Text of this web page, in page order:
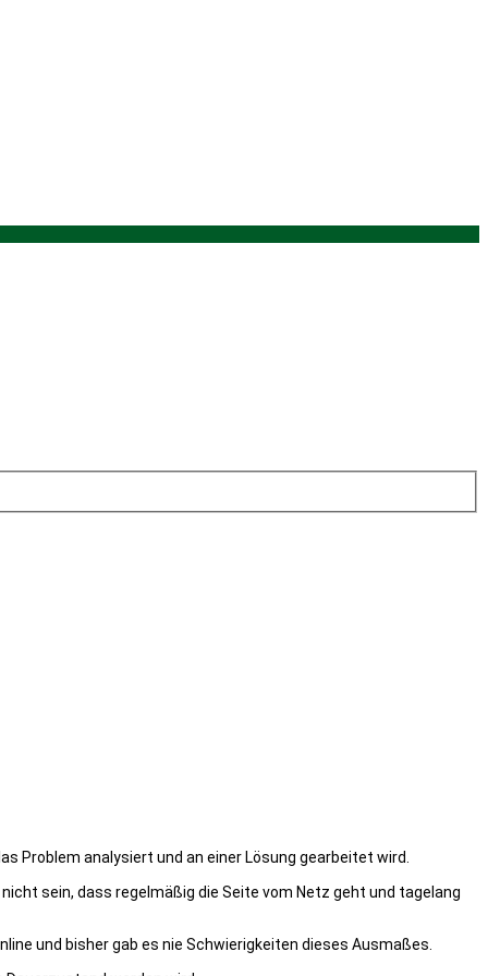
Problem analysiert und an einer Lösung gearbeitet wird.
sein, dass regelmäßig die Seite vom Netz geht und tagelang
und bisher gab es nie Schwierigkeiten dieses Ausmaßes.